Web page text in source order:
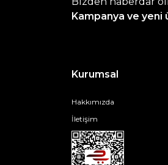
Kampanya ve yeni
Kurumsal
Hakkımızda
İletişim